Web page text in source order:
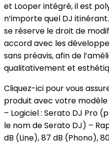
et Looper intégré, il est
n’importe quel DJ
se réserve le droit de
accord avec les
sans préavis, afin de
qualitativement et
Cliquez-ici pour vous
produit avec votre modèle
– Logiciel : Serato DJ Pro
le nom de Serato DJ) –
dB (Line), 87 dB (Phono),